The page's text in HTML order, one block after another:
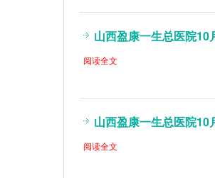
山西盈康一生总医院
阅读全文
山西盈康一生总医院
阅读全文